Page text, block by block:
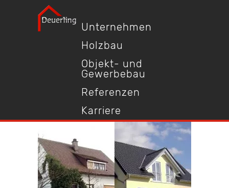
Unternehmen
Holzbau
Objekt- und
Gewerbebau
Referenzen
Karriere